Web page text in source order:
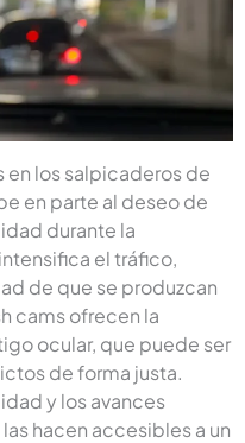
en los salpicaderos de
en parte al deseo de
durante la
el tráfico,
de que se produzcan
cams ofrecen la
ocular, que puede ser
de forma justa.
y los avances
hacen accesibles a un